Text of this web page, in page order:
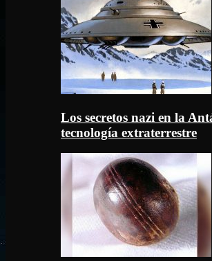
Los secretos nazi en la
tecnología extraterrestre